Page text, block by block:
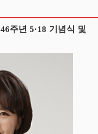
주년 5·18 기념식 및